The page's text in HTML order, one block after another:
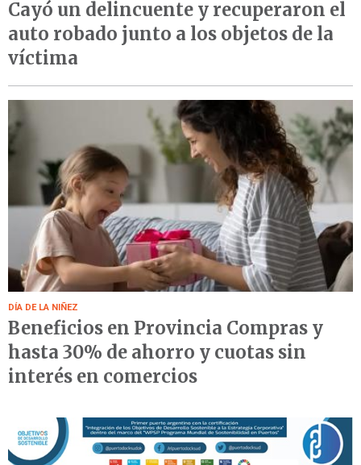
Cayó un delincuente y recuperaron el
auto robado junto a los objetos de la
víctima
DÍA DE LA NIÑEZ
Beneficios en Provincia Compras y
hasta 30% de ahorro y cuotas sin
interés en comercios